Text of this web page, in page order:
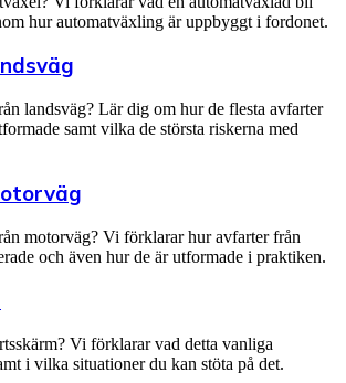
hur automatväxling är uppbyggt i fordonet.
landsväg? Lär dig om hur de flesta avfarter
samt vilka de största riskerna med
motorväg? Vi förklarar hur avfarter från
och även hur de är utformade i praktiken.
Vi förklarar vad detta vanliga
i vilka situationer du kan stöta på det.